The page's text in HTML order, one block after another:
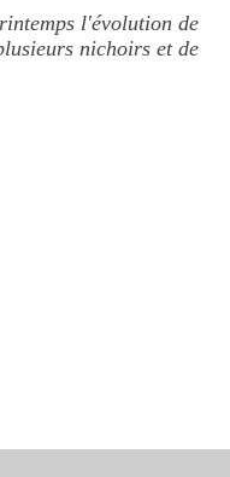
l'évolution de
nichoirs et de